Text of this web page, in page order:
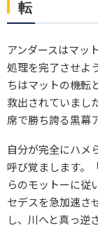
転
アンダースはマッ
処理を完了させよ
ちはマットの機転
救出されていまし
席で勝ち誇る黒幕
自分が完全にハメ
呼び覚まします。
らのモットーに従
セデスを急加速さ
し、川へと真っ逆